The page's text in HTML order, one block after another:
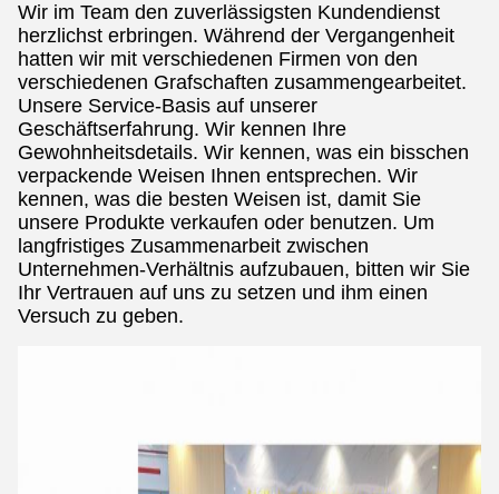
Wir im Team den zuverlässigsten Kundendienst
herzlichst erbringen. Während der Vergangenheit
hatten wir mit verschiedenen Firmen von den
verschiedenen Grafschaften zusammengearbeitet.
Unsere Service-Basis auf unserer
Geschäftserfahrung. Wir kennen Ihre
Gewohnheitsdetails. Wir kennen, was ein bisschen
verpackende Weisen Ihnen entsprechen. Wir
kennen, was die besten Weisen ist, damit Sie
unsere Produkte verkaufen oder benutzen. Um
langfristiges Zusammenarbeit zwischen
Unternehmen-Verhältnis aufzubauen, bitten wir Sie
Ihr Vertrauen auf uns zu setzen und ihm einen
Versuch zu geben.